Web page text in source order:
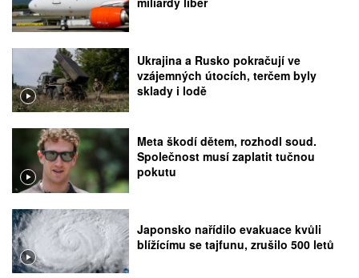
Ukrajina a Rusko pokračují ve
vzájemných útocích, terčem byly
sklady i lodě
Meta škodí dětem, rozhodl soud.
Společnost musí zaplatit tučnou
pokutu
Japonsko nařídilo evakuace kvůli
blížícímu se tajfunu, zrušilo 500 letů